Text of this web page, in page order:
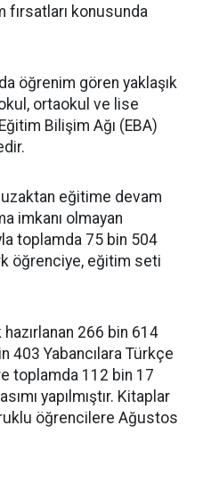
konusunda
öğrenim gören yaklaşık
ortaokul ve lise
Bilişim Ağı (EBA)
uzaktan eğitime devam
imkanı olmayan
toplamda 75 bin 504
öğrenciye, eğitim seti
266 bin 614
403 Yabancılara Türkçe
toplamda 112 bin 17
yapılmıştır. Kitaplar
öğrencilere Ağustos